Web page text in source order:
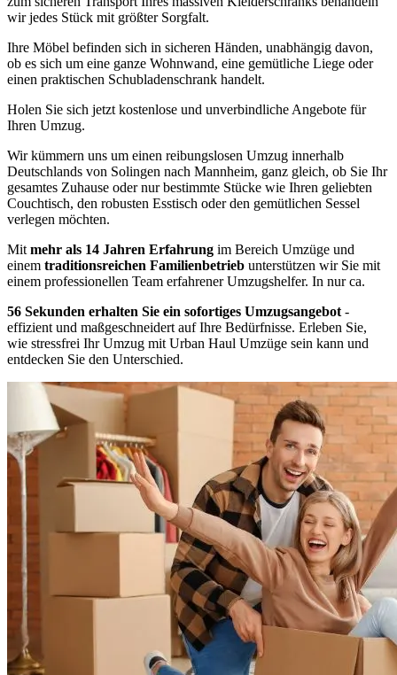
wir jedes Stück mit größter Sorgfalt.
Ihre Möbel befinden sich in sicheren Händen, unabhängig davon,
ob es sich um eine ganze Wohnwand, eine gemütliche Liege oder
einen praktischen Schubladenschrank handelt.
Holen Sie sich jetzt kostenlose und unverbindliche Angebote für
Ihren Umzug.
Wir kümmern uns um einen reibungslosen Umzug innerhalb
Deutschlands von Solingen nach Mannheim, ganz gleich, ob Sie Ihr
gesamtes Zuhause oder nur bestimmte Stücke wie Ihren geliebten
Couchtisch, den robusten Esstisch oder den gemütlichen Sessel
verlegen möchten.
Mit mehr als 14 Jahren Erfahrung im Bereich Umzüge und
einem traditionsreichen Familienbetrieb unterstützen wir Sie mit
einem professionellen Team erfahrener Umzugshelfer. In nur ca.
56 Sekunden erhalten Sie ein sofortiges Umzugsangebot -
effizient und maßgeschneidert auf Ihre Bedürfnisse. Erleben Sie,
wie stressfrei Ihr Umzug mit Urban Haul Umzüge sein kann und
entdecken Sie den Unterschied.